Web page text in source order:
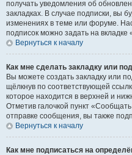
получать уведомления об
закладках. В случае подписки, вы
изменениях в теме или форуме.
подписок можно задать на
Вернуться к началу
Как мне сделать закладку или
Вы можете создать закладку или
щёлкнув по соответствующей
которое находится в верхней и
Отметив галочкой пункт
отправке сообщения, вы также
Вернуться к началу
Как мне подписаться на